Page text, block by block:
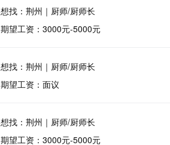
想找：荆州｜厨师/厨师长
期望工资：3000元-5000元
想找：荆州｜厨师/厨师长
期望工资：面议
想找：荆州｜厨师/厨师长
期望工资：3000元-5000元